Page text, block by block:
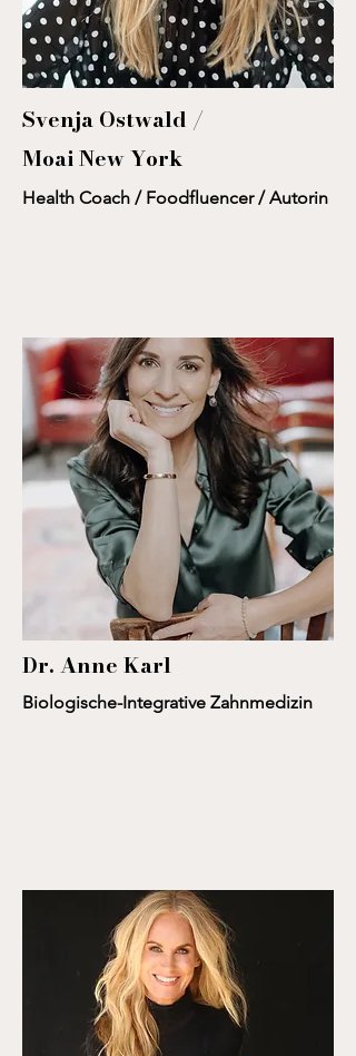
Svenja Ostwald /
MoaiNew York
Health Coach / Foodfluencer / Autorin
Dr. Anne Karl
Biologische-Integrative Zahnmedizin